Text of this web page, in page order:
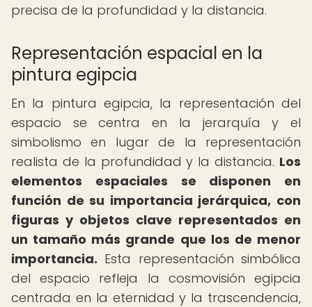
precisa de la profundidad y la distancia.
Representación espacial en la
pintura egipcia
En la pintura egipcia, la representación del
espacio se centra en la jerarquía y el
simbolismo en lugar de la representación
realista de la profundidad y la distancia. Los
elementos espaciales se disponen en
función de su importancia jerárquica, con
figuras y objetos clave representados en
un tamaño más grande que los de menor
importancia. Esta representación simbólica
del espacio refleja la cosmovisión egipcia
centrada en la eternidad y la trascendencia,